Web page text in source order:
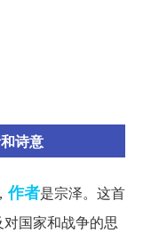
诗意
，作者是宗泽。这首
国家和战争的思